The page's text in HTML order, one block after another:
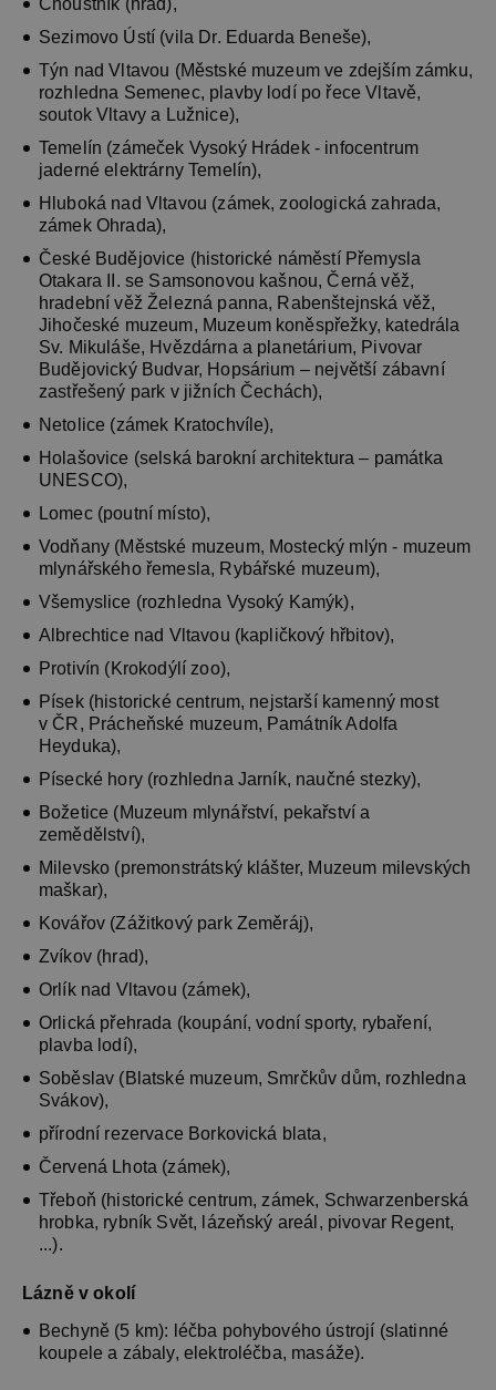
Sezimovo Ústí (vila Dr. Eduarda Beneše),
Týn nad Vltavou (Městské muzeum ve zdejším zámku,
rozhledna Semenec, plavby lodí po řece Vltavě,
soutok Vltavy a Lužnice),
Temelín (zámeček Vysoký Hrádek - infocentrum
jaderné elektrárny Temelín),
Hluboká nad Vltavou (zámek, zoologická zahrada,
zámek Ohrada),
České Budějovice (historické náměstí Přemysla
Otakara II. se Samsonovou kašnou, Černá věž,
hradební věž Železná panna, Rabenštejnská věž,
Jihočeské muzeum, Muzeum koněspřežky, katedrála
Sv. Mikuláše, Hvězdárna a planetárium, Pivovar
Budějovický Budvar, Hopsárium – největší zábavní
zastřešený park v jižních Čechách),
Netolice (zámek Kratochvíle),
Holašovice (selská barokní architektura – památka
UNESCO),
Lomec (poutní místo),
Vodňany (Městské muzeum, Mostecký mlýn - muzeum
mlynářského řemesla, Rybářské muzeum),
Všemyslice (rozhledna Vysoký Kamýk),
Albrechtice nad Vltavou (kapličkový hřbitov),
Protivín (Krokodýlí zoo),
Písek (historické centrum, nejstarší kamenný most
v ČR, Prácheňské muzeum, Památník Adolfa
Heyduka),
Písecké hory (rozhledna Jarník, naučné stezky),
Božetice (Muzeum mlynářství, pekařství a
zemědělství),
Milevsko (premonstrátský klášter, Muzeum milevských
maškar),
Kovářov (Zážitkový park Zeměráj),
Zvíkov (hrad),
Orlík nad Vltavou (zámek),
Orlická přehrada (koupání, vodní sporty, rybaření,
plavba lodí),
Soběslav (Blatské muzeum, Smrčkův dům, rozhledna
Svákov),
přírodní rezervace Borkovická blata,
Červená Lhota (zámek),
Třeboň (historické centrum, zámek, Schwarzenberská
hrobka, rybník Svět, lázeňský areál, pivovar Regent,
...).
Lázně v okolí
Bechyně (5 km): léčba pohybového ústrojí (slatinné
koupele a zábaly, elektroléčba, masáže).